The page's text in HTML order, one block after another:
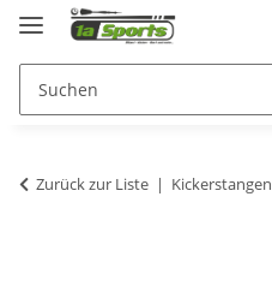
Zurück zur Liste Kickerstangen